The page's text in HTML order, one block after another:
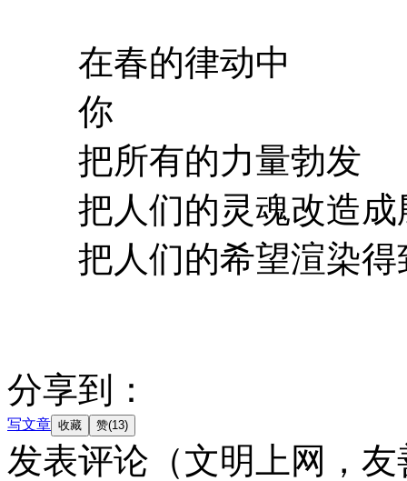
在春的律动中
你
把所有的力量勃发
把人们的灵魂改造成
把人们的希望渲染得
分享到：
写文章
发表评论 （文明上网，